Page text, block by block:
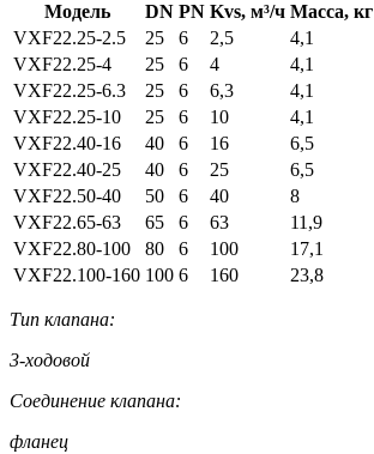
Модель DN PN Kvs, м³/ч Масса, кг
VXF22.25-2.5
25 6 2,5 4,1
VXF22.25-4
25 6 4 4,1
VXF22.25-6.3
25 6 6,3 4,1
VXF22.25-10
25 6 10 4,1
VXF22.40-16
40 6 16 6,5
VXF22.40-25
40 6 25 6,5
VXF22.50-40
50 6 40 8
VXF22.65-63
65 6 63 11,9
VXF22.80-100
80 6 100 17,1
VXF22.100-160 100 6 160 23,8
Тип клапана:
3-ходовой
Соединение клапана:
фланец